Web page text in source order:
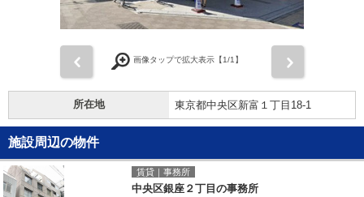
画像タップで拡大表示【1/1】
所在地 東京都中央区新富１丁目18-1
施設周辺の物件
賃貸｜事務所
中央区銀座２丁目の事務所